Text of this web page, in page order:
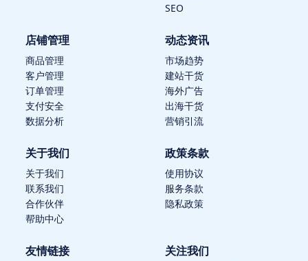
SEO
店铺管理
商品管理
客户管理
订单管理
支付安全
数据分析
动态资讯
市场趋势
建站干货
海外广告
出海干货
营销引流
关于我们
关于我们
联系我们
合作伙伴
帮助中心
政策条款
使用协议
服务条款
隐私政策
友情链接 关注我们